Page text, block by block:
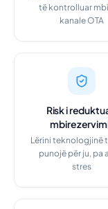
të kontrolluar
kanale OTA
Risk i
Lërini teknologjinë
punojë për ju, pa
stres